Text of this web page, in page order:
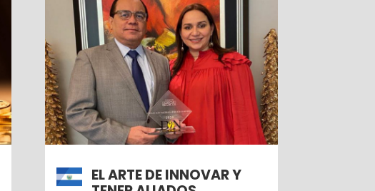
EL ARTE DE INNOVAR Y